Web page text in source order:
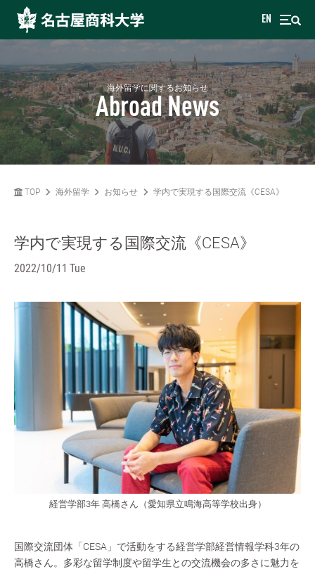
EN
海外留学に関するお知らせ
Abroad News
TOP 海外留学 お知らせ 学内で実現する国際交流《CESA》
学内で実現する国際交流《CESA》
2022/10/11 Tue
経営学部3年 高橋さん（愛知県立鳴海高等学校出身）
国際交流団体「CESA」で活動をする経営学部経営情報学科3年の
高橋さん。多彩な留学制度や留学生との交流機会の多さに魅力を